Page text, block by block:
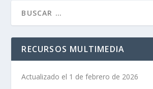
RECURSOS MULTIMEDIA
Actualizado el 1 de febrero de 2026